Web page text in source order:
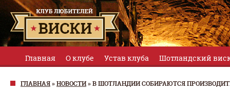
Главная О клубе Устав клуба Шотландский
ГЛАВНАЯ»НОВОСТИ»В ШОТЛАНДИИ СОБИРАЮТСЯ